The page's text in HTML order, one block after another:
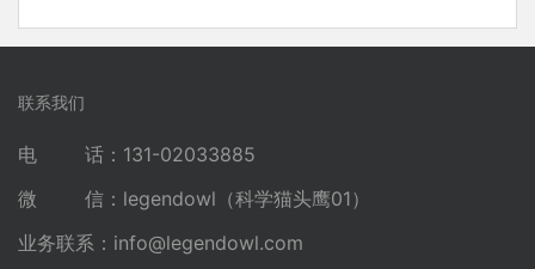
联系我们
电 话：131-02033885
微 信：legendowl（科学猫头鹰01）
业务联系： info@legendowl.com